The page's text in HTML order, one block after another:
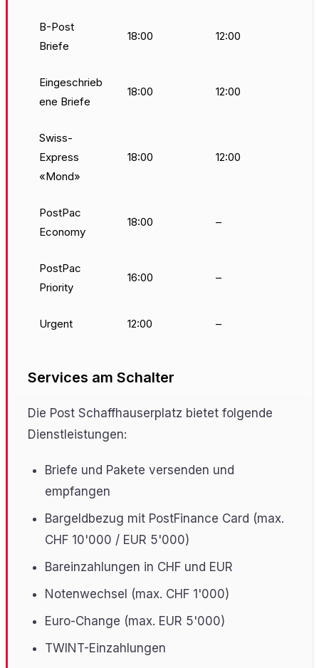
B-Post
Briefe
18:00 12:00
Eingeschrieb
ene Briefe
18:00 12:00
Swiss-
Express
«Mond»
18:00 12:00
PostPac
Economy
18:00 –
PostPac
Priority
16:00 –
Urgent 12:00 –
Services am Schalter
Die Post Schaffhauserplatz bietet folgende
Dienstleistungen:
Briefe und Pakete versenden und
empfangen
Bargeldbezug mit PostFinance Card (max.
CHF 10'000 / EUR 5'000)
Bareinzahlungen in CHF und EUR
Notenwechsel (max. CHF 1'000)
Euro-Change (max. EUR 5'000)
TWINT-Einzahlungen